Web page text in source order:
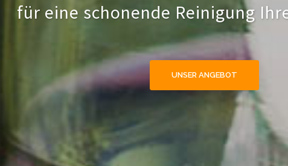
für eine schonende Reinigung
UNSER ANGEBOT